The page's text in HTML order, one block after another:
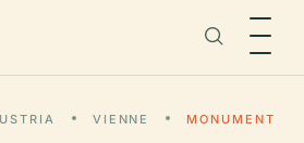
VIENNE
MONUMENT